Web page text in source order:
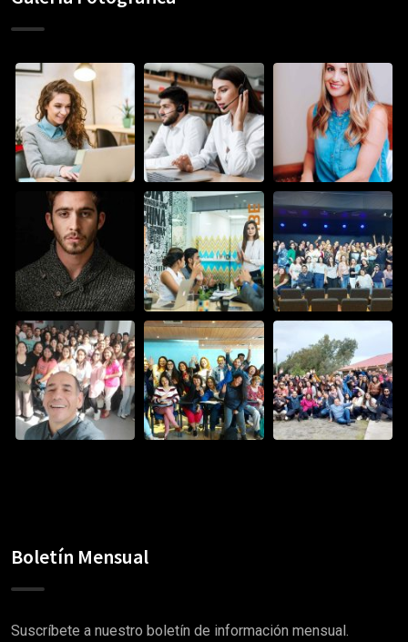
Boletín Mensual
Suscríbete a nuestro boletín de información mensual.